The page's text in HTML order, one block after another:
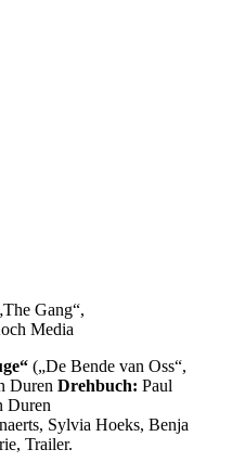
Gang“,
Media
(„De Bende van Oss“,
Duren Drehbuch: Paul
Duren
Sylvia Hoeks, Benja
Trailer.